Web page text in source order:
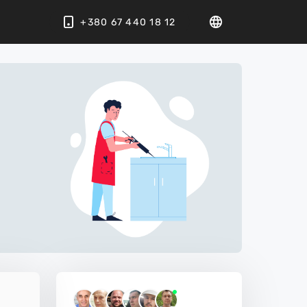
+380 67 440 18 12